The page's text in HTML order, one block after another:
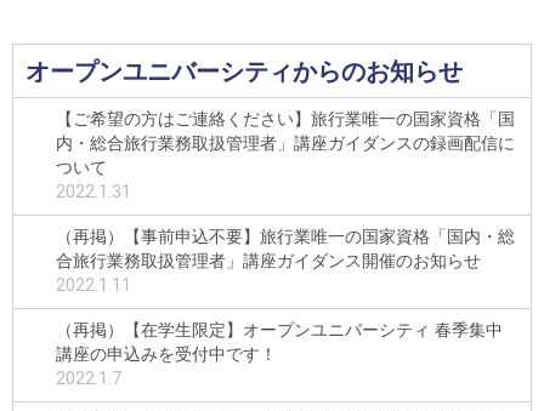
オープンユニバーシティからのお知らせ
【ご希望の方はご連絡ください】旅行業唯一の国家資格「国
内・総合旅行業務取扱管理者」講座ガイダンスの録画配信に
ついて
2022.1.31
（再掲）【事前申込不要】旅行業唯一の国家資格「国内・総
合旅行業務取扱管理者」講座ガイダンス開催のお知らせ
2022.1.11
（再掲）【在学生限定】オープンユニバーシティ 春季集中
講座の申込みを受付中です！
2022.1.7